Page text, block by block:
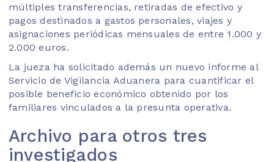
múltiples transferencias, retiradas de efectivo y
pagos destinados a gastos personales, viajes y
asignaciones periódicas mensuales de entre 1.000 y
2.000 euros.
La jueza ha solicitado además un nuevo informe al
Servicio de Vigilancia Aduanera para cuantificar el
posible beneficio económico obtenido por los
familiares vinculados a la presunta operativa.
Archivo para otros tres
investigados